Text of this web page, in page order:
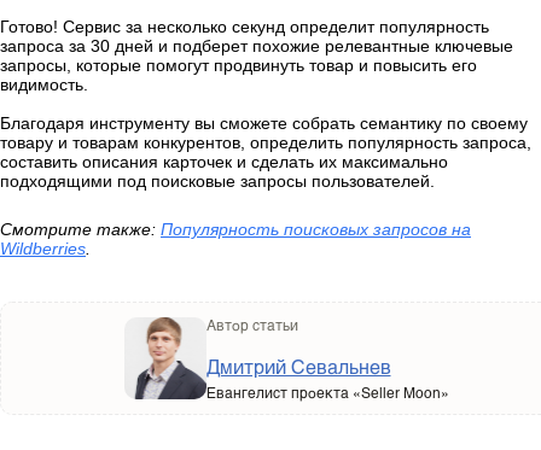
Готово! Сервис за несколько секунд определит популярность
запроса за 30 дней и подберет похожие релевантные ключевые
запросы, которые помогут продвинуть товар и повысить его
видимость.
Благодаря инструменту вы сможете собрать семантику по своему
товару и товарам конкурентов, определить популярность запроса,
составить описания карточек и сделать их максимально
подходящими под поисковые запросы пользователей.
Смотрите также: Популярность поисковых запросов на
Wildberries.
Автор статьи
Дмитрий Севальнев
Евангелист проекта «Seller Moon»